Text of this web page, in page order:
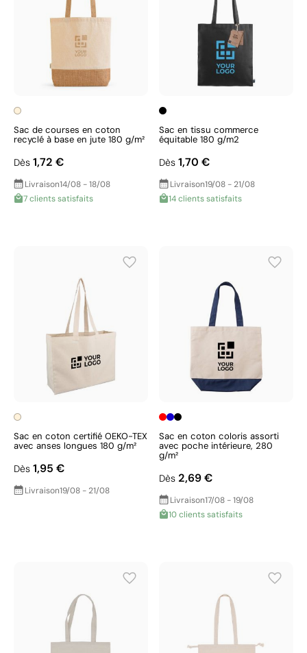
Sac de courses en coton
recyclé à base en jute 180 g/m²
Dès 1,72 €
Livraison14/08 - 18/08
7 clients satisfaits
Sac en tissu commerce
équitable 180 g/m2
Dès 1,70 €
Livraison19/08 - 21/08
14 clients satisfaits
Sac en coton certifié OEKO-TEX
avec anses longues 180 g/m²
Dès 1,95 €
Livraison19/08 - 21/08
Sac en coton coloris assorti
avec poche intérieure, 280
g/m²
Dès 2,69 €
Livraison17/08 - 19/08
10 clients satisfaits